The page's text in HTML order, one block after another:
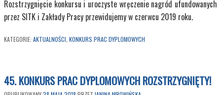
Rozstrzygnięcie konkursu i uroczyste wręczenie nagród ufundowanych
przez SITK i Zakłady Pracy przewidujemy w czerwcu 2019 roku.
KATEGORIE: AKTUALNOŚCI KONKURS PRAC DYPLOMOWYCH
45. KONKURS PRAC DYPLOMOWYCH ROZSTRZYGNIĘTY!